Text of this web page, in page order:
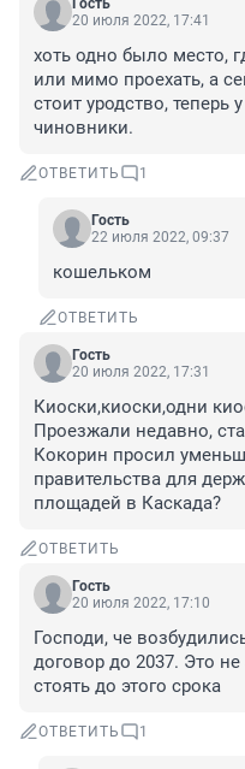
Гость
20 июля 2022, 17:41
хоть одно было место,
или мимо проехать, а
стоит уродство, теперь
чиновники.
ОТВЕТИТЬ 1
Гость
22 июля 2022, 09:37
кошельком
ОТВЕТИТЬ
Гость
20 июля 2022, 17:31
Киоски,киоски,одни
Проезжали недавно,
Кокорин просил
правительства для
площадей в Каскада?
ОТВЕТИТЬ
Гость
20 июля 2022, 17:10
Господи, че
договор до 2037. Это
стоять до этого срока
ОТВЕТИТЬ 1